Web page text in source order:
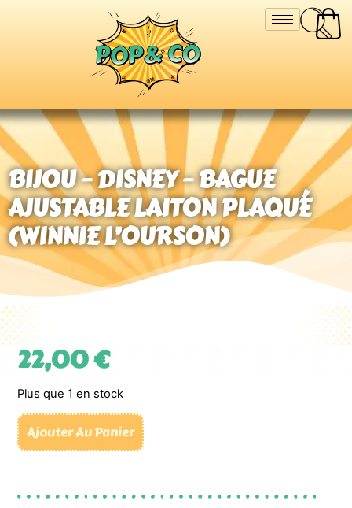
BIJOU – DISNEY – BAGUE
AJUSTABLE LAITON PLAQUÉ
(WINNIE L’OURSON)
22,00€
Plus que 1 en stock
Ajouter Au Panier